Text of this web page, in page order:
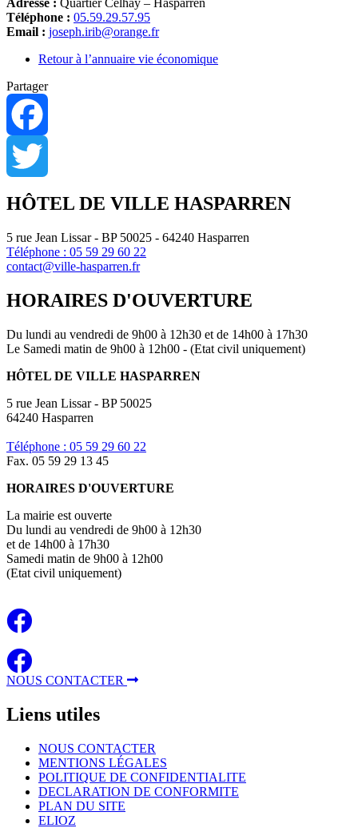
Adresse : Quartier Celhay – Hasparren
Téléphone : 05.59.29.57.95
Email : joseph.irib@orange.fr
Retour à l’annuaire vie économique
Partager
Facebook
Twitter
HÔTEL DE VILLE HASPARREN
5 rue Jean Lissar - BP 50025 - 64240 Hasparren
Téléphone : 05 59 29 60 22
contact@ville-hasparren.fr
HORAIRES D'OUVERTURE
Du lundi au vendredi de 9h00 à 12h30 et de 14h00 à 17h30
Le Samedi matin de 9h00 à 12h00 - (Etat civil uniquement)
HÔTEL DE VILLE HASPARREN
5 rue Jean Lissar - BP 50025
64240 Hasparren
Téléphone : 05 59 29 60 22
Fax. 05 59 29 13 45
HORAIRES D'OUVERTURE
La mairie est ouverte
Du lundi au vendredi de 9h00 à 12h30
et de 14h00 à 17h30
Samedi matin de 9h00 à 12h00
(Etat civil uniquement)
NOUS CONTACTER
Liens utiles
NOUS CONTACTER
MENTIONS LÉGALES
POLITIQUE DE CONFIDENTIALITE
DECLARATION DE CONFORMITE
PLAN DU SITE
ELIOZ